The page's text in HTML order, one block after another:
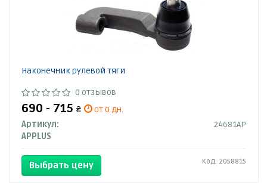
Наконечник рулевой тяги
0 отзывов
690 - 715 ₴
от 0 дн.
Артикул:
24681AP
APPLUS
Выбрать цену Код: 2058815